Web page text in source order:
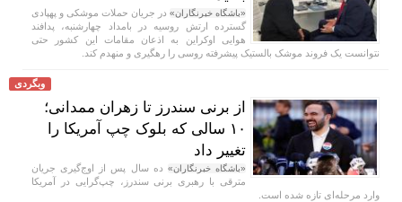
«باشگاه خبرنگاران» در جریان حملات موشکی و پهپادی
گسترده ارتش روسیه در بامداد چهارشنبه، پدافند
هوایی اوکراین به اذعان مقامات این کشور حتی
نتوانست یک فروند موشک بالستیک پیشرفته روسی را رهگیری و منهدم کند.
وبگردی
از برنی سندرز تا زهران ممدانی؛
۱۰ سالی که بلوک چپ آمریکا را
تغییر داد
«باشگاه خبرنگاران» ده سال پس از اوج‌گیری جریان
مترقی با رهبری برنی سندرز، چپ‌گرایی در آمریکا
وارد مرحله‌ای تازه شده است.